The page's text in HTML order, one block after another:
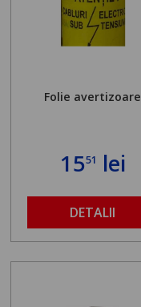
Folie avertizoare
1551 lei
DETALII